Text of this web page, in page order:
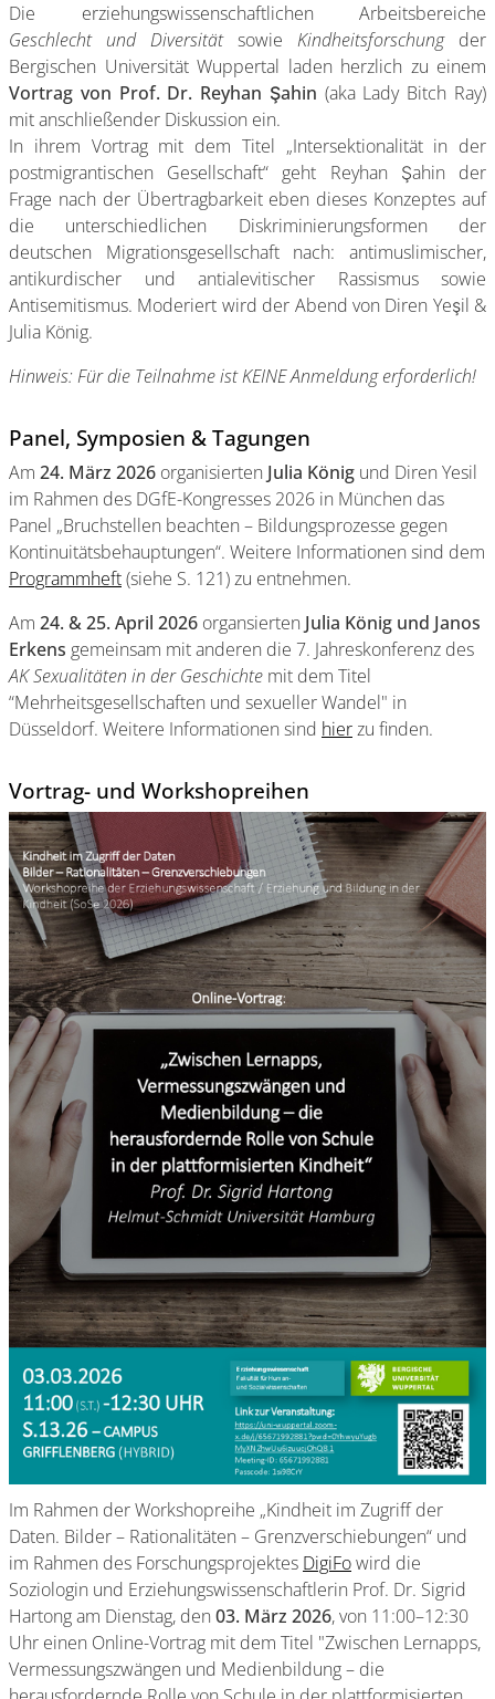
Die erziehungswissenschaftlichen Arbeitsbereiche
Geschlecht und Diversitätsowie Kindheitsforschung
der
Bergischen Universität Wuppertal laden herzlich zu einem
Vortrag von Prof. Dr. Reyhan Şahin (aka Lady Bitch Ray)
mit anschließender Diskussion ein.
In ihrem Vortrag mit dem Titel „Intersektionalität in der
postmigrantischen Gesellschaft“ geht Reyhan Şahin der
Frage nach der Übertragbarkeit eben dieses Konzeptes auf
die unterschiedlichen Diskriminierungsformen der
deutschen Migrationsgesellschaft nach: antimuslimischer,
antikurdischer und antialevitischer Rassismus sowie
Antisemitismus. Moderiert wird der Abend von Diren Yeşil &
Julia König.
Hinweis: Für die Teilnahme ist KEINE Anmeldung erforderlich!
Panel, Symposien & Tagungen
Am 24. März 2026 organisierten Julia König und Diren Yesil
im Rahmen des DGfE-Kongresses 2026 in München das
Panel „Bruchstellen beachten – Bildungsprozesse gegen
Kontinuitätsbehauptungen“. Weitere Informationen sind dem
Programmheft(siehe S. 121) zu entnehmen.
Am 24. & 25. April 2026 organsierten Julia König und Janos
Erkens gemeinsam mit anderen die 7. Jahreskonferenz des
AK Sexualitäten in der Geschichte mit dem Titel
“Mehrheitsgesellschaften und sexueller Wandel" in
Düsseldorf. Weitere Informationen sind hierzu finden.
Vortrag- und Workshopreihen
Im Rahmen der Workshopreihe „Kindheit im Zugriff der
Daten. Bilder – Rationalitäten – Grenzverschiebungen“ und
im Rahmen des Forschungsprojektes DigiFowird die
Soziologin und Erziehungswissenschaftlerin Prof. Dr. Sigrid
Hartongam Dienstag, den 03. März 2026, von 11:00–12:30
Uhr einen Online-Vortrag mit dem Titel "Zwischen Lernapps,
Vermessungszwängen und Medienbildung – die